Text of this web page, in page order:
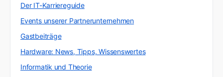
Der IT-Karriereguide
Events unserer Partnerunternehmen
Gastbeiträge
Hardware: News, Tipps, Wissenswertes
Informatik und Theorie